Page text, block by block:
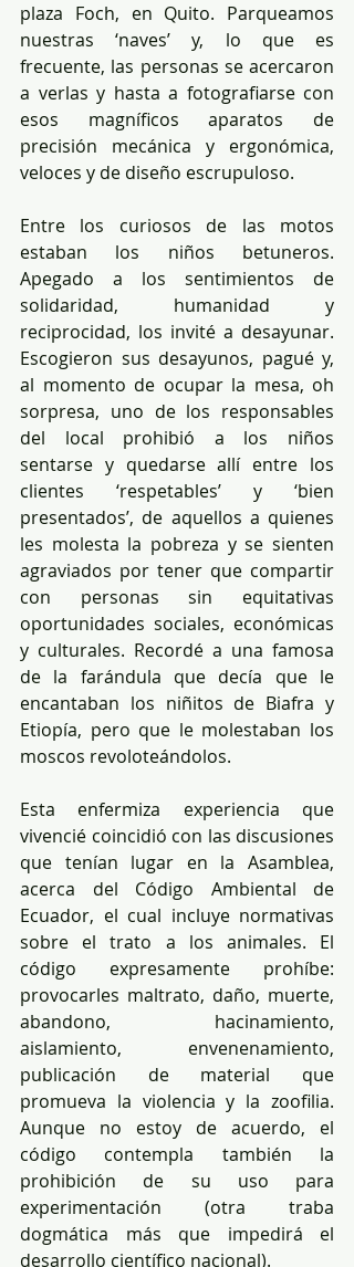
plaza Foch, en Quito. Parqueamos
nuestras ‘naves’ y, lo que es
frecuente, las personas se acercaron
a verlas y hasta a fotografiarse con
esos magníficos aparatos de
precisión mecánica y ergonómica,
veloces y de diseño escrupuloso.
Entre los curiosos de las motos
estaban los niños betuneros.
Apegado a los sentimientos de
solidaridad, humanidad y
reciprocidad, los invité a desayunar.
Escogieron sus desayunos, pagué y,
al momento de ocupar la mesa, oh
sorpresa, uno de los responsables
del local prohibió a los niños
sentarse y quedarse allí entre los
clientes ‘respetables’ y ‘bien
presentados’, de aquellos a quienes
les molesta la pobreza y se sienten
agraviados por tener que compartir
con personas sin equitativas
oportunidades sociales, económicas
y culturales. Recordé a una famosa
de la farándula que decía que le
encantaban los niñitos de Biafra y
Etiopía, pero que le molestaban los
moscos revoloteándolos.
Esta enfermiza experiencia que
vivencié coincidió con las discusiones
que tenían lugar en la Asamblea,
acerca del Código Ambiental de
Ecuador, el cual incluye normativas
sobre el trato a los animales. El
código expresamente prohíbe:
provocarles maltrato, daño, muerte,
abandono, hacinamiento,
aislamiento, envenenamiento,
publicación de material que
promueva la violencia y la zoofilia.
Aunque no estoy de acuerdo, el
código contempla también la
prohibición de su uso para
experimentación (otra traba
dogmática más que impedirá el
desarrollo científico nacional).